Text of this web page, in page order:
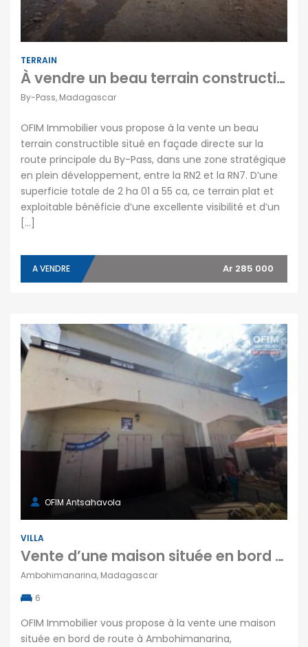
TERRAIN
À vendre un beau terrain constructible situé en bord de route dans une zone stratégique de By-Pass
By-Pass, Madagascar
OFIM Immobilier vous propose à la vente un beau
terrain constructible situé en façade directe sur la
route principale du By-Pass, dans une zone stratégique
en plein développement, entre la RN2 et la RN7. D’une
superficie totale de 2 ha 01 a 55 ca, ce terrain plat et
exploitable bénéficie d’une excellente visibilité et d’un
[…]
A VENDRE Ar 285 000
OFIM Antsahavola
VILLA
Vente d’une maison située en bord de route à Ambohimanarina
Ambohimanarina, Madagascar
6
OFIM Immobilier vous propose à la vente une maison
située en bord de route à Ambohimanarina,